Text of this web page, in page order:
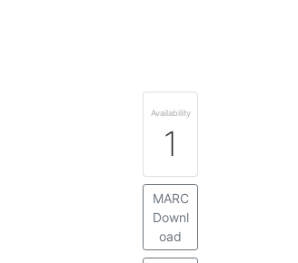
Availability
1
MARC
Downl
oad